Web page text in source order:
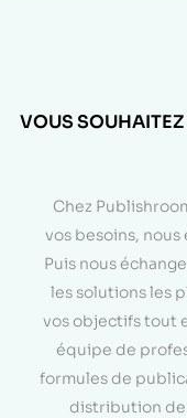
VOUS
Chez
vos besoins,
Puis nous
les solutions les
vos objectifs tout
équipe de
formules de
distribution